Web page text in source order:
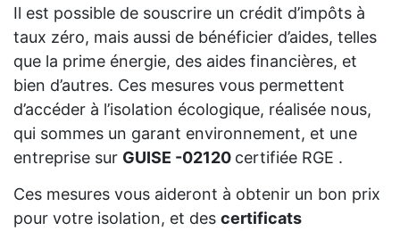
Il est possible de souscrire un crédit d’impôts à
taux zéro, mais aussi de bénéficier d’aides, telles
que la prime énergie, des aides financières, et
bien d’autres. Ces mesures vous permettent
d’accéder à l’isolation écologique, réalisée nous,
qui sommes un garant environnement, et une
entreprise sur GUISE -02120 certifiée RGE .
Ces mesures vous aideront à obtenir un bon prix
pour votre isolation, et des certificats